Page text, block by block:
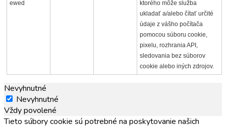
ewed
ktorého môže služba
ukladať a/alebo čítať určité
údaje z vášho počítača
pomocou súboru cookie,
pixelu, rozhrania API,
sledovania bez súborov
cookie alebo iných zdrojov.
Nevyhnutné
Nevyhnutné
Vždy povolené
Tieto súbory cookie sú potrebné na poskytovanie našich